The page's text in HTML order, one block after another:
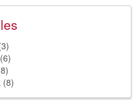
3)
(6)
8)
(8)